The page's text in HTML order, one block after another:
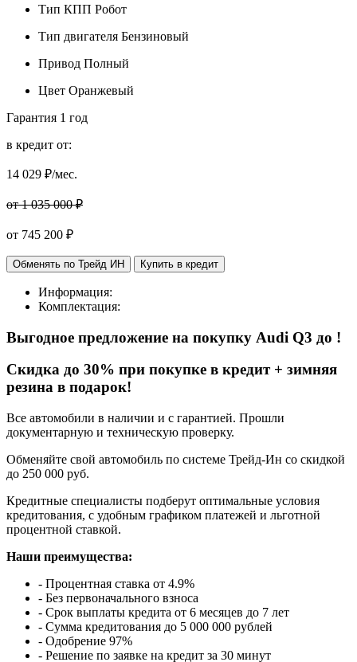
Тип КПП Робот
Тип двигателя Бензиновый
Привод Полный
Цвет Оранжевый
Гарантия 1 год
в кредит от:
14 029 ₽/мес.
от 1 035 000 ₽
от 745 200 ₽
Обменять по Трейд ИН Купить в кредит
Информация:
Комплектация:
Выгодное предложение на покупку Audi Q3 до !
Cкидка до 30% при покупке в кредит + зимняя
резина в подарок!
Все автомобили в наличии и с гарантией. Прошли
документарную и техническую проверку.
Обменяйте свой автомобиль по системе Трейд-Ин со скидкой
до 250 000 руб.
Кредитные специалисты подберут оптимальные условия
кредитования, с удобным графиком платежей и льготной
процентной ставкой.
Наши преимущества:
- Процентная ставка от 4.9%
- Без первоначального взноса
- Срок выплаты кредита от 6 месяцев до 7 лет
- Сумма кредитования до 5 000 000 рублей
- Одобрение 97%
- Решение по заявке на кредит за 30 минут